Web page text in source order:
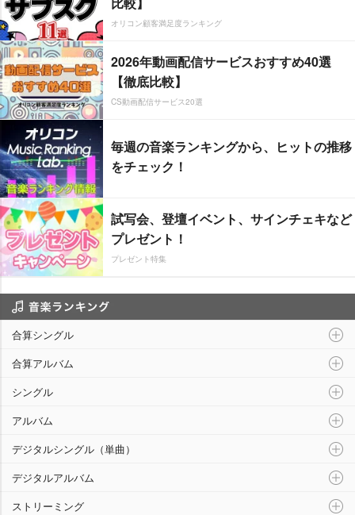
オリコン顧客満足度ランキング
2026年動画配信サービスおすすめ40選
【徹底比較】
CS動画配信サービス20選
毎週の音楽ランキングから、ヒットの推移
をチェック！
試写会、登壇イベント、サインチェキなど
プレゼント！
プレゼント特集
合算シングル
合算アルバム
シングル
アルバム
デジタルシングル（単曲）
デジタルアルバム
ストリーミング